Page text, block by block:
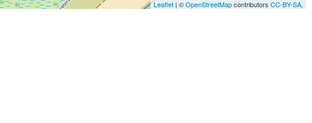
Leaflet | ©OpenStreetMapcontributors CC-BY-SA,